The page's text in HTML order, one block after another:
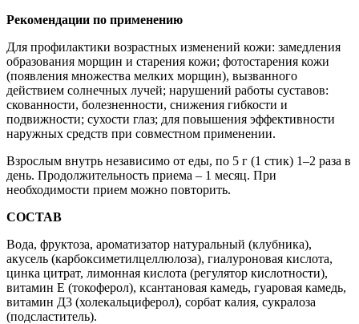
Рекомендации по применению
Для профилактики возрастных изменений кожи: замедления
образования морщин и старения кожи; фотостарения кожи
(появления множества мелких морщин), вызванного
действием солнечных лучей; нарушений работы суставов:
скованности, болезненности, снижения гибкости и
подвижности; сухости глаз; для повышения эффективности
наружных средств при совместном применении.
Взрослым внутрь независимо от еды, по 5 г (1 стик) 1–2 раза в
день. Продолжительность приема – 1 месяц. При
необходимости прием можно повторить.
СОСТАВ
Вода, фруктоза, ароматизатор натуральный (клубника),
акусель (карбоксиметилцеллюлоза), гиалуроновая кислота,
цинка цитрат, лимонная кислота (регулятор кислотности),
витамин Е (токоферол), ксантановая камедь, гуаровая камедь,
витамин Д3 (холекальциферол), сорбат калия, сукралоза
(подсластитель).